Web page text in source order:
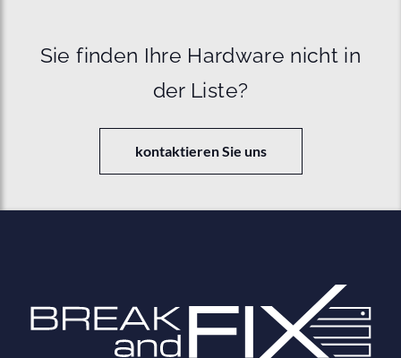
Sie finden Ihre Hardware nicht in
der Liste?
kontaktieren Sie uns